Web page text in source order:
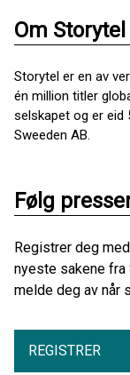
Om Storytel
Storytel er en av
én million titler
selskapet og er eid
Sweeden AB.
Følg
Registrer deg
nyeste sakene
melde deg av når
REGISTRER